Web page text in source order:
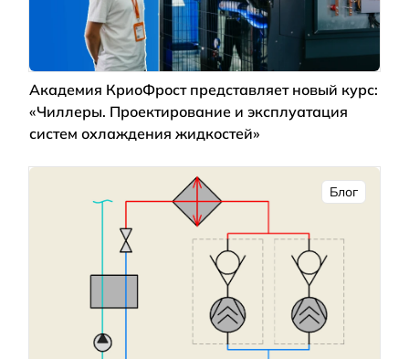
Академия КриоФрост представляет новый курс:
«Чиллеры. Проектирование и эксплуатация
систем охлаждения жидкостей»
Блог